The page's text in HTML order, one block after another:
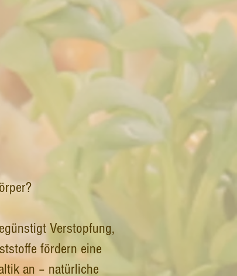
Verstopfung,
fördern eine
an – natürliche